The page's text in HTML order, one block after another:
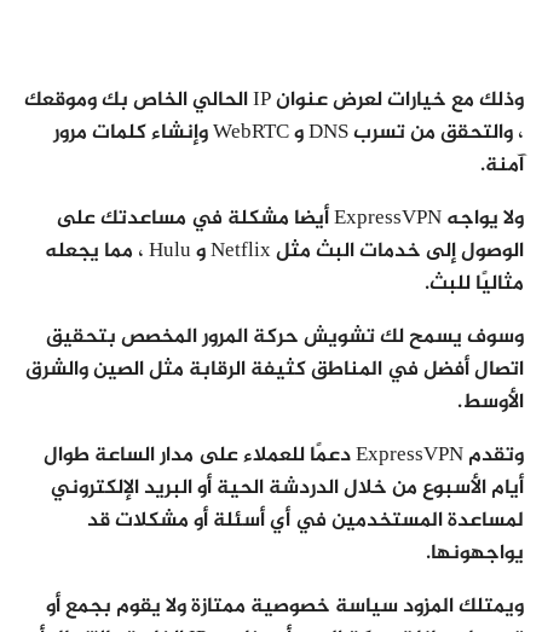
وذلك مع خيارات لعرض عنوان IP الحالي الخاص بك وموقعك
، والتحقق من تسرب DNS و WebRTC وإنشاء كلمات مرور
آمنة.
ولا يواجه ExpressVPN أيضا مشكلة في مساعدتك على
الوصول إلى خدمات البث مثل Netflix و Hulu ، مما يجعله
مثاليًا للبث.
وسوف يسمح لك تشويش حركة المرور المخصص بتحقيق
اتصال أفضل في المناطق كثيفة الرقابة مثل الصين والشرق
الأوسط.
وتقدم ExpressVPN دعمًا للعملاء على مدار الساعة طوال
أيام الأسبوع من خلال الدردشة الحية أو البريد الإلكتروني
لمساعدة المستخدمين في أي أسئلة أو مشكلات قد
يواجهونها.
ويمتلك المزود سياسة خصوصية ممتازة ولا يقوم بجمع أو